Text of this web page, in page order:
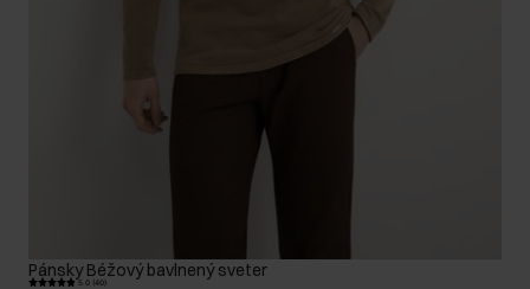
Pánsky Béžový bavlnený sveter
5.0 (40)